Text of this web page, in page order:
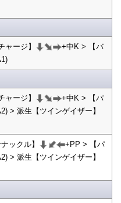
ージ】
+中K > 【バ
ージ】
+中K > 【パ
> 派生【ツインゲイザー】
ックル】
+PP > 【パ
> 派生【ツインゲイザー】